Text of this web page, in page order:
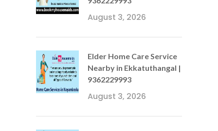
August 3, 2026
Elder Home Care Service
Nearby in Ekkatuthangal |
9362229993
August 3, 2026